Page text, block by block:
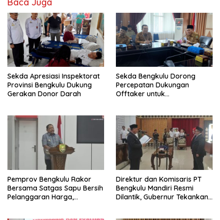
Baca Juga
Sekda Apresiasi Inspektorat
Provinsi Bengkulu Dukung
Gerakan Donor Darah
Sekda Bengkulu Dorong
Percepatan Dukungan
Offtaker untuk
Pemprov Bengkulu Rakor
Bersama Satgas Sapu Bersih
Pelanggaran Harga,
Direktur dan Komisaris PT
Bengkulu Mandiri Resmi
Dilantik, Gubernur Tekankan